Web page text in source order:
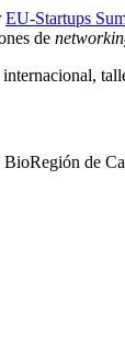
EU-Startups
de
de